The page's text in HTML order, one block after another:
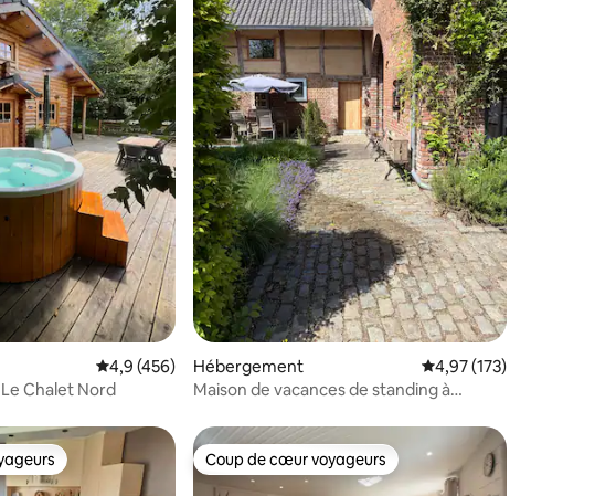
221 commentaires : 4,94 sur 5
Évaluation moyenne sur la base de 456 commentaires : 4,9 sur 5
4,9 (456)
Chalet Nord
Hébergement Évaluation moyenne
4,97 (173)
Maison de vacances de standing à
sud du Limbourg
Coup de cœur voyageurs
Coup de cœur voyageurs